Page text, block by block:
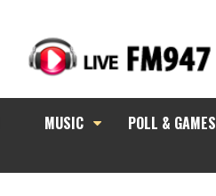
MUSIC POLL & GAMES